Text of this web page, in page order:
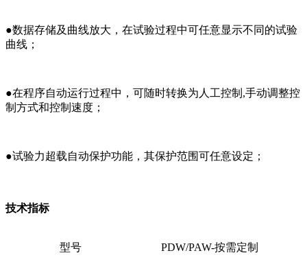
●数据存储及曲线放大，在试验过程中可任意显示不同的试验
曲线；
●在程序自动运行过程中，可随时转换为人工控制,手动调整控
制方式和控制速度；
●试验力超载自动保护功能，其保护范围可任意设定；
技术指标
型号 PDW/PAW-按需定制